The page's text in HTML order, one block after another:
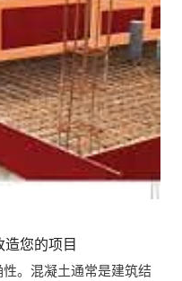
您的项目
。混凝土通常是建筑结